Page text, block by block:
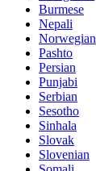
Burmese
Nepali
Norwegian
Pashto
Persian
Punjabi
Serbian
Sesotho
Sinhala
Slovak
Slovenian